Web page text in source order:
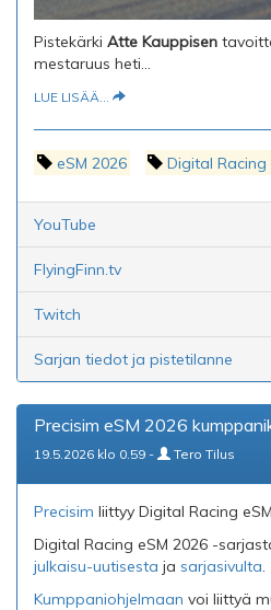
Pistekärki Atte Kauppisen
mestaruus heti...
LUE LISÄÄ...
eSM 2026 Digital Racing
YouTube
FlyingFinn.tv
Twitch
Sarjan tiedot ja pistetilanne
Precisim eSM 2026
19.5.2026 klo 0.59 - Tero Tilus
Precisim liittyy Digital Racing
Digital Racing eSM 2026 -
julkaisu-uutisesta ja sarjasivulta.
Kumppaniohjelmaan voi liittyä